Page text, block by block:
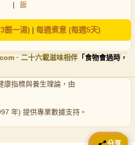
|
飯
餸一湯)| 每週煮意 (每週5天)
· 二十六載滋味相伴 「食物會過時，
康指標與養生理論，由
年) 提供專業數據支持。
分享